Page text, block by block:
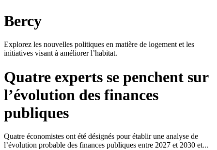
Bercy
Explorez les nouvelles politiques en matière de logement et les
initiatives visant à améliorer l’habitat.
Quatre experts se penchent sur
l’évolution des finances
publiques
Quatre économistes ont été désignés pour établir une analyse de
l’évolution probable des finances publiques entre 2027 et 2030 et...